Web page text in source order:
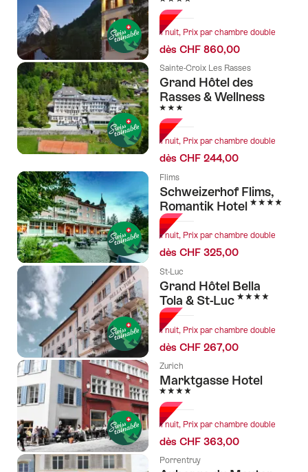
1 nuit, Prix par chambre double
dès CHF 860,00
Sainte-Croix Les Rasses
Grand Hôtel des
Rasses & Wellness
3 étoiles
1 nuit, Prix par chambre double
dès CHF 244,00
Flims
Schweizerhof Flims,
Romantik Hotel 4 étoiles
1 nuit, Prix par chambre double
dès CHF 325,00
St-Luc
Grand Hôtel Bella
Tola & St-Luc 4 étoiles
1 nuit, Prix par chambre double
dès CHF 267,00
Zurich
Marktgasse Hotel
4 étoiles
1 nuit, Prix par chambre double
dès CHF 363,00
Porrentruy